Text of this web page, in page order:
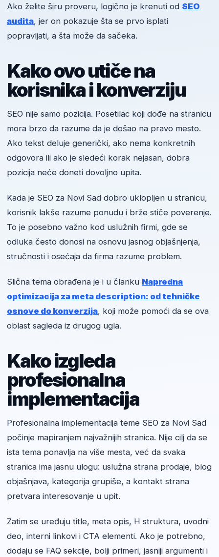
Ako želite širu proveru, logično je krenuti od SEO
audita, jer on pokazuje šta se prvo isplati
popravljati, a šta može da sačeka.
Kako ovo utiče na
korisnika i konverziju
SEO nije samo pozicija. Posetilac koji dođe na stranicu
mora brzo da razume da je došao na pravo mesto.
Ako tekst deluje generički, ako nema konkretnih
odgovora ili ako je sledeći korak nejasan, dobra
pozicija neće doneti dovoljno upita.
Kada je SEO za Novi Sad dobro uklopljen u stranicu,
korisnik lakše razume ponudu i brže stiče poverenje.
To je posebno važno kod uslužnih firmi, gde se
odluka često donosi na osnovu jasnog objašnjenja,
stručnosti i osećaja da firma razume problem.
Slična tema obrađena je i u članku Napredna
optimizacija za meta description: od tehničke
osnove do konverzija, koji može pomoći da se ova
oblast sagleda iz drugog ugla.
Kako izgleda
profesionalna
implementacija
Profesionalna implementacija teme SEO za Novi Sad
počinje mapiranjem najvažnijih stranica. Nije cilj da se
ista tema ponavlja na više mesta, već da svaka
stranica ima jasnu ulogu: uslužna strana prodaje, blog
objašnjava, kategorija grupiše, a kontakt strana
pretvara interesovanje u upit.
Zatim se uređuju title, meta opis, H struktura, uvodni
deo, interni linkovi i CTA elementi. Ako je potrebno,
dodaju se FAQ sekcije, bolji primeri, jasniji argumenti i